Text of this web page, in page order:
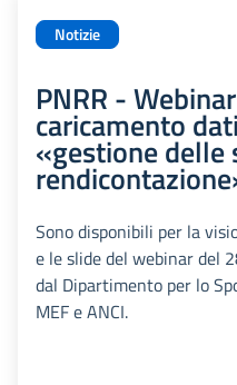
Notizie
PNRR -
caricamento
«gestione delle
Sono disponibili per la
e le slide del webinar del
dal Dipartimento per lo
MEF e ANCI.